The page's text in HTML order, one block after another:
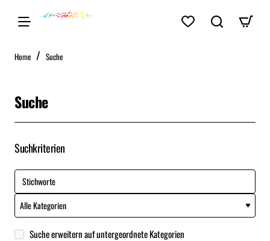
Home home Suche
Suche
Suchkriterien
Suche erweitern auf untergeordnete Kategorien